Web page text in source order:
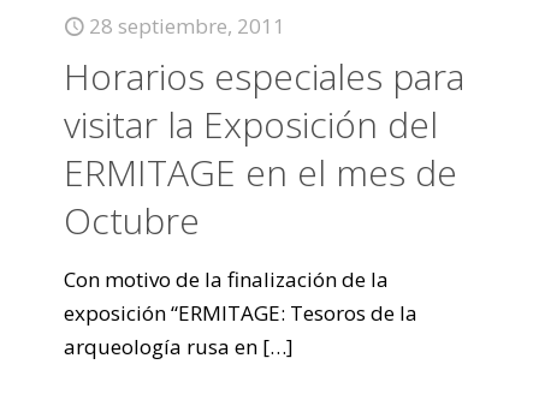
28 septiembre, 2011
Horarios especiales para
visitar la Exposición del
ERMITAGE en el mes de
Octubre
Con motivo de la finalización de la
exposición “ERMITAGE: Tesoros de la
arqueología rusa en […]